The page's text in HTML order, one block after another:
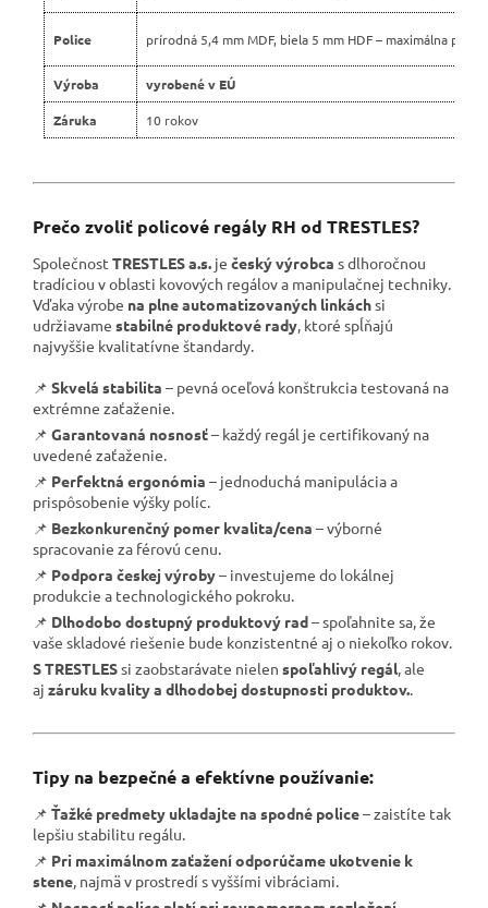
Police prírodná 5,4 mm MDF, biela 5 mm HDF – maximálna
Výroba vyrobené v EÚ
Záruka 10 rokov
Prečo zvoliť policové regály RH od TRESTLES?
Společnost TRESTLES a.s. je český výrobca s dlhoročnou
tradíciou v oblasti kovových regálov a manipulačnej techniky.
Vďaka výrobe na plne automatizovaných linkáchsi
udržiavame stabilné produktové rady , ktoré spĺňajú
najvyššie kvalitatívne štandardy.
📌 Skvelá stabilita – pevná oceľová konštrukcia testovaná na
extrémne zaťaženie.
📌 Garantovaná nosnosť– každý regál je certifikovaný na
uvedené zaťaženie.
📌 Perfektná ergonómia – jednoduchá manipulácia a
prispôsobenie výšky políc.
📌 Bezkonkurenčný pomer kvalita/cena – výborné
spracovanie za férovú cenu.
📌 Podpora českej výroby– investujeme do lokálnej
produkcie a technologického pokroku.
📌 Dlhodobo dostupný produktový rad– spoľahnite sa, že
vaše skladové riešenie bude konzistentné aj o niekoľko rokov.
S TRESTLESsi zaobstarávate nielen spoľahlivý regál , ale
aj záruku kvality a dlhodobej dostupnosti produktov.
Tipy na bezpečné a efektívne používanie:
📌 Ťažké predmety ukladajte na spodné police– zaistíte tak
lepšiu stabilitu regálu.
📌 Pri maximálnom zaťažení odporúčame ukotvenie k
stene , najmä v prostredí s vyššími vibráciami.